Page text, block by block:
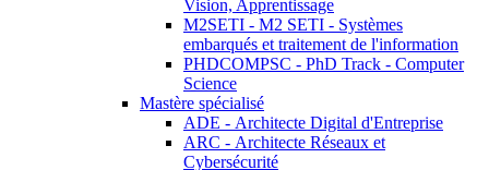
Vision, Apprentissage
M2SETI - M2 SETI - Systèmes
embarqués et traitement de l'information
PHDCOMPSC - PhD Track - Computer
Science
Mastère spécialisé
ADE - Architecte Digital d'Entreprise
ARC - Architecte Réseaux et
Cybersécurité